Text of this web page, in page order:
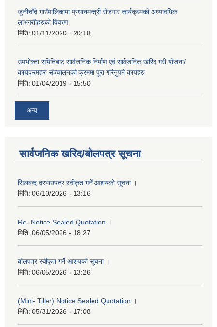
जुनीचाँदे गाउँपालिकामा प्रधानमन्‍त्री रोजगार कार्यक्रमको अध्यावधिक
लाभग्राीहरुको विवरण
मिति: 01/11/2020 - 20:18
उपभोक्ता समितिबाट सार्वजनिक निर्माण एवं सार्वजनिक खरिद गरी योजना/
कार्यक्रमहरु संञ्‍चालनको क्रममा पूरा गरिनुपर्ने कार्यहरु
मिति: 01/04/2019 - 15:50
अन्य
सार्वजनिक खरिद/बोलपत्र सूचना
सिलबन्द दरभाउपत्र स्वीकृत गर्ने आशयको सूचना ।
मिति: 06/10/2026 - 13:16
Re- Notice Sealed Quotation ।
मिति: 06/05/2026 - 18:27
बोलपत्र स्वीकृत गर्ने आशयको सूचना ।
मिति: 06/05/2026 - 13:26
(Mini- Tiller) Notice Sealed Quotation ।
मिति: 05/31/2026 - 17:08